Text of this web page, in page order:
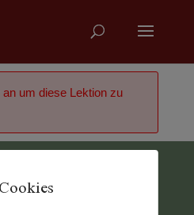
um diese Lektion zu
widerrufen